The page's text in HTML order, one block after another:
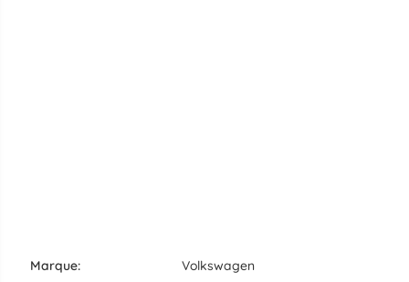
marque: Volkswagen